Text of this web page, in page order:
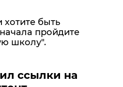
быть
пройдите
школу".
ссылки на